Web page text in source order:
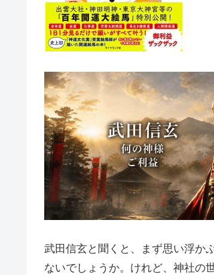
武田信玄と聞くと、まず思い浮か
ないでしょうか。けれど、神社の